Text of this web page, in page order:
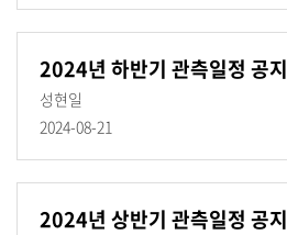
2024년 하반기 관측일정 공지
성현일
2024-08-21
2024년 상반기 관측일정 공지